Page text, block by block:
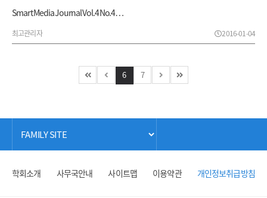
Smart Media Journal Vol.4 No.4…
최고관리자 2016-01-04
6 7
학회소개 사무국안내 사이트맵 이용약관 개인정보취급방침